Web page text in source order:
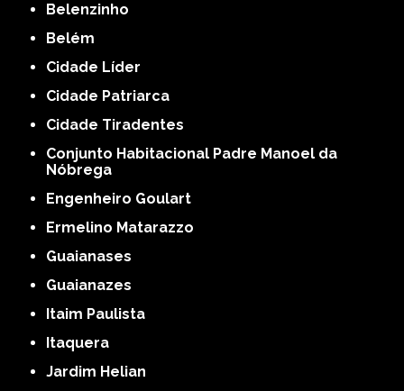
Belenzinho
Belém
Cidade Líder
Cidade Patriarca
Cidade Tiradentes
Conjunto Habitacional Padre Manoel da
Nóbrega
Engenheiro Goulart
Ermelino Matarazzo
Guaianases
Guaianazes
Itaim Paulista
Itaquera
Jardim Helian